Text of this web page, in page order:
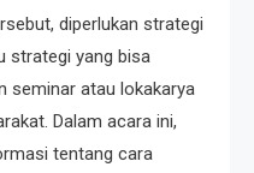
diperlukan strategi
strategi yang bisa
seminar atau lokakarya
Dalam acara ini,
tentang cara